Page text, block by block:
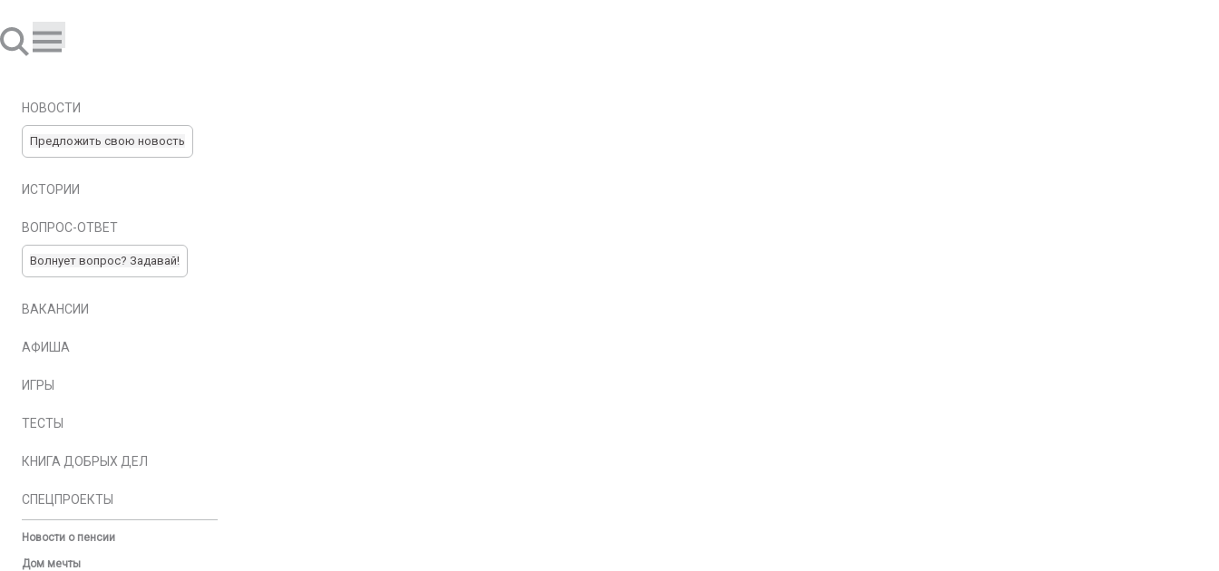
НОВОСТИ
Предложить свою новость
ИСТОРИИ
ВОПРОС-ОТВЕТ
Волнует вопрос? Задавай!
ВАКАНСИИ
АФИША
ИГРЫ
ТЕСТЫ
КНИГА ДОБРЫХ ДЕЛ
СПЕЦПРОЕКТЫ
Новости о пенсии
Дом мечты